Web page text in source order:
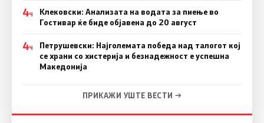
4Ч
Клековски: Анализата на водата за пиење во
Гостивар ќе биде објавена до 20 август
4Ч
Петрушевски: Најголемата победа над талогот кој
се храни со хистерија и безнадежност е успешна
Македонија
ПРИКАЖИ УШТЕ ВЕСТИ →